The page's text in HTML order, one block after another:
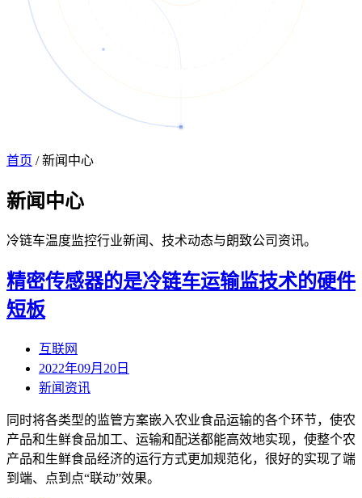
首页 / 新闻中心
新闻 中心
冷链车温度监控行业新闻、技术动态与朗致公司资讯。
精密传感器的是冷链车运输监技术的硬件
短板
互联网
2022年09月20日
新闻资讯
同时将各类型的监管方案嵌入农业食品运输的各个环节，使农
产品和生鲜食品加工、运输和配送都能高效地实现，使整个农
产品和生鲜食品经济的运行方式更加规范化，很好的实现了端
到端、点到点“联动”效果。